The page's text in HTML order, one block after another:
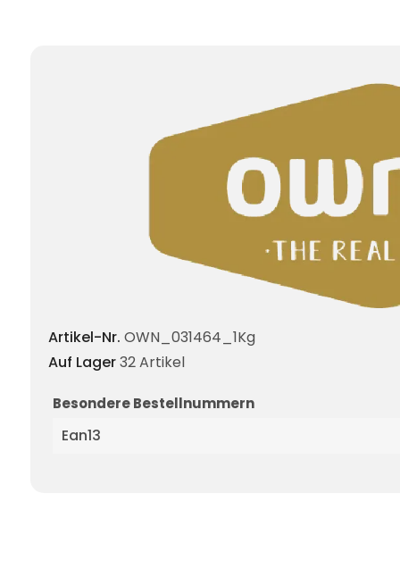
Artikel-Nr. OWN_031464_1Kg
Auf Lager32 Artikel
Besondere Bestellnummern
Ean13